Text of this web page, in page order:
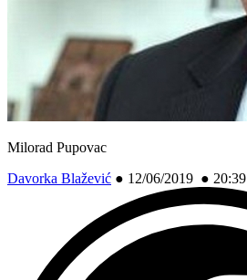
Milorad Pupovac
Davorka Blažević ● 12/06/2019 ● 20:39